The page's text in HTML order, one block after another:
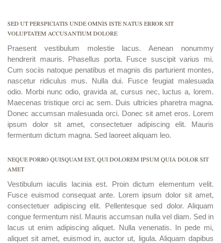
SED UT PERSPICIATIS UNDE OMNIS ISTE NATUS ERROR SIT
VOLUPTATEM ACCUSANTIUM DOLORE
Praesent vestibulum molestie lacus. Aenean nonummy
hendrerit mauris. Phasellus porta. Fusce suscipit varius mi.
Cum sociis natoque penatibus et magnis dis parturient montes,
nascetur ridiculus mus. Nulla dui. Fusce feugiat malesuada
odio. Morbi nunc odio, gravida at, cursus nec, luctus a, lorem.
Maecenas tristique orci ac sem. Duis ultricies pharetra magna.
Donec accumsan malesuada orci. Donec sit amet eros. Lorem
ipsum dolor sit amet, consectetuer adipiscing elit. Mauris
fermentum dictum magna. Sed laoreet aliquam leo.
NEQUE PORRO QUISQUAM EST, QUI DOLOREM IPSUM QUIA DOLOR SIT
AMET
Vestibulum iaculis lacinia est. Proin dictum elementum velit.
Fusce euismod consequat ante. Lorem ipsum dolor sit amet,
consectetuer adipiscing elit. Pellentesque sed dolor. Aliquam
congue fermentum nisl. Mauris accumsan nulla vel diam. Sed in
lacus ut enim adipiscing aliquet. Nulla venenatis. In pede mi,
aliquet sit amet, euismod in, auctor ut, ligula. Aliquam dapibus